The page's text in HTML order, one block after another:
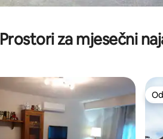
Prostori za mjesečni